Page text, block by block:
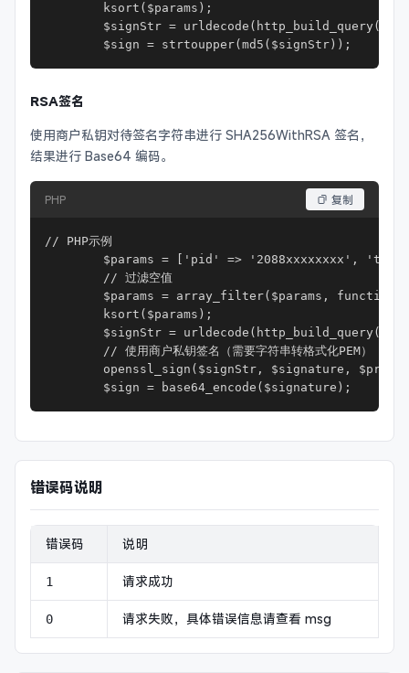
        ksort($params);
$signStr =
        $sign = strtoupper(md5($signStr));
RSA签名
使用商户私钥对待签名字符串进行 SHA256WithRSA 签名，
结果进行 Base64 编码。
PHP 复制
// PHP示例
$params = ['pid' => '2088xxxxxxxx',
        // 过滤空值
$params = array_filter($params,
        ksort($params);
$signStr =
        // 使用商户私钥签名（需要字符串转格式化PEM）
openssl_sign($signStr, $signature,
        $sign = base64_encode($signature);
错误码说明
错误码 说明
1 请求成功
0 请求失败，具体错误信息请查看 msg